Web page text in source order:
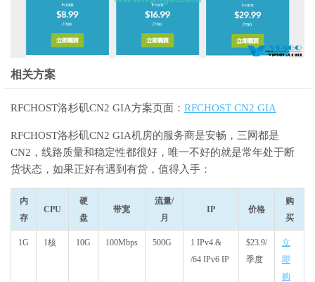
相关方案
RFCHOST洛杉矶CN2 GIA方案页面： RFCHOST CN2 GIA
RFCHOST洛杉矶CN2 GIA机房的服务商是安畅，三网都是
CN2，线路质量和稳定性都很好，唯一不好的就是常年处于断
货状态，如果正好有遇到有货，值得入手：
内
存
CPU
硬
盘
带宽
流量/
月
IP 价格
购
买
1G 1核 10G 100Mbps 500G
1 IPv4 &
/64 IPv6 IP
$23.9/
季度
立
即
购